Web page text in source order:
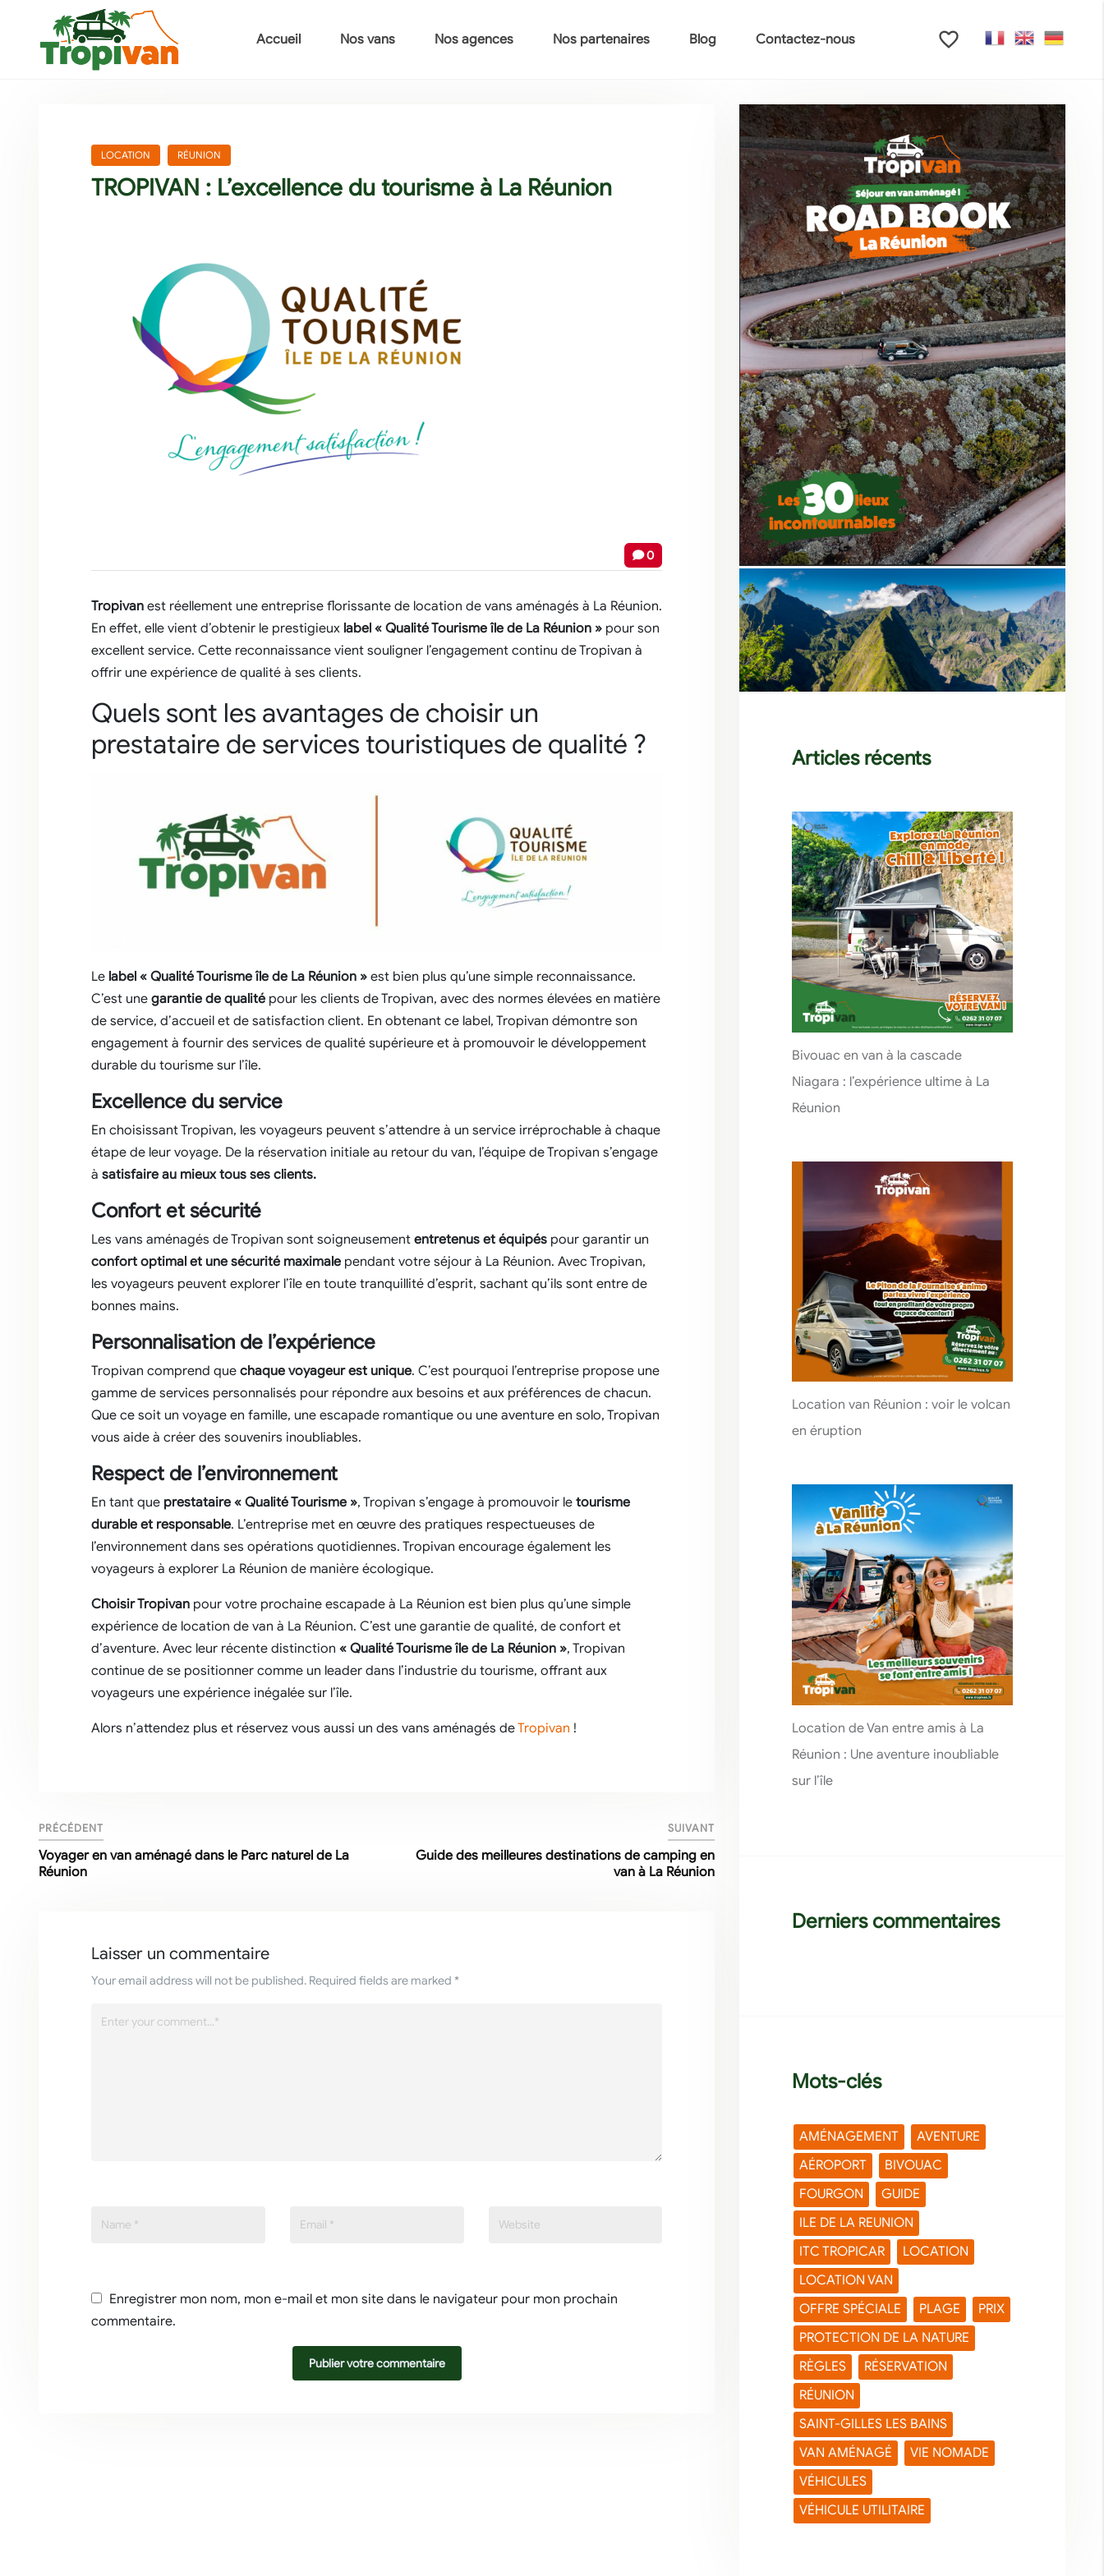
Accueil Nos vans Nos agences Nos partenaires Blog Contactez-nous favorite_border
LOCATION RÉUNION
TROPIVAN : L’excellence du tourisme à La Réunion
0
Tropivan est réellement une entreprise florissante de location de vans aménagés à La Réunion.
En effet, elle vient d’obtenir le prestigieux label « Qualité Tourisme île de La Réunion » pour son
excellent service. Cette reconnaissance vient souligner l’engagement continu de Tropivan à
offrir une expérience de qualité à ses clients.
Quels sont les avantages de choisir un
prestataire de services touristiques de qualité ?
Le label « Qualité Tourisme île de La Réunion » est bien plus qu’une simple reconnaissance.
C’est une garantie de qualité pour les clients de Tropivan, avec des normes élevées en matière
de service, d’accueil et de satisfaction client. En obtenant ce label, Tropivan démontre son
engagement à fournir des services de qualité supérieure et à promouvoir le développement
durable du tourisme sur l’île.
Excellence du service
En choisissant Tropivan, les voyageurs peuvent s’attendre à un service irréprochable à chaque
étape de leur voyage. De la réservation initiale au retour du van, l’équipe de Tropivan s’engage
à satisfaire au mieux tous ses clients.
Confort et sécurité
Les vans aménagés de Tropivan sont soigneusement entretenus et équipés pour garantir un
confort optimal et une sécurité maximale pendant votre séjour à La Réunion. Avec Tropivan,
les voyageurs peuvent explorer l’île en toute tranquillité d’esprit, sachant qu’ils sont entre de
bonnes mains.
Personnalisation de l’expérience
Tropivan comprend que chaque voyageur est unique. C’est pourquoi l’entreprise propose une
gamme de services personnalisés pour répondre aux besoins et aux préférences de chacun.
Que ce soit un voyage en famille, une escapade romantique ou une aventure en solo, Tropivan
vous aide à créer des souvenirs inoubliables.
Respect de l’environnement
En tant que prestataire « Qualité Tourisme », Tropivan s’engage à promouvoir le tourisme
durable et responsable. L’entreprise met en œuvre des pratiques respectueuses de
l’environnement dans ses opérations quotidiennes. Tropivan encourage également les
voyageurs à explorer La Réunion de manière écologique.
Choisir Tropivan pour votre prochaine escapade à La Réunion est bien plus qu’une simple
expérience de location de van à La Réunion. C’est une garantie de qualité, de confort et
d’aventure. Avec leur récente distinction « Qualité Tourisme île de La Réunion », Tropivan
continue de se positionner comme un leader dans l’industrie du tourisme, offrant aux
voyageurs une expérience inégalée sur l’île.
Alors n’attendez plus et réservez vous aussi un des vans aménagés deTropivan !
PRÉCÉDENT
Voyager en van aménagé dans le Parc naturel de La
Réunion
SUIVANT
Guide des meilleures destinations de camping en
van à La Réunion
Laisser un commentaire
Your email address will not be published. Required fields are marked *
Enregistrer mon nom, mon e-mail et mon site dans le navigateur pour mon prochain
commentaire.
Articles récents
Bivouac en van à la cascade
Niagara : l’expérience ultime à La
Réunion
Location van Réunion : voir le volcan
en éruption
Location de Van entre amis à La
Réunion : Une aventure inoubliable
sur l’île
Derniers commentaires
Mots-clés
AMÉNAGEMENT
AVENTURE
AÉROPORT
BIVOUAC
FOURGON
GUIDE
ILE DE LA REUNION
ITC TROPICAR
LOCATION
LOCATION VAN
OFFRE SPÉCIALE
PLAGE
PRIX
PROTECTION DE LA NATURE
RÈGLES
RÉSERVATION
RÉUNION
SAINT-GILLES LES BAINS
VAN AMÉNAGÉ
VIE NOMADE
VÉHICULES
VÉHICULE UTILITAIRE